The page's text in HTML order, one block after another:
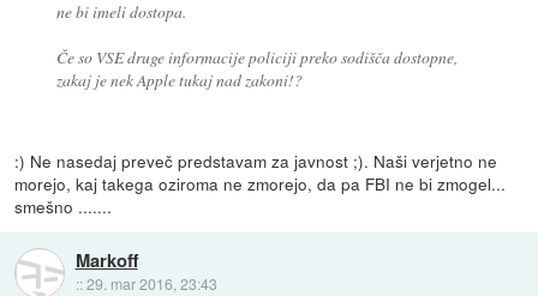
ne bi imeli dostopa.
Če so VSE druge informacije policiji preko sodišča dostopne,
zakaj je nek Apple tukaj nad zakoni!?
:) Ne nasedaj preveč predstavam za javnost ;). Naši verjetno ne
morejo, kaj takega oziroma ne zmorejo, da pa FBI ne bi zmogel...
smešno .......
Markoff
::29. mar 2016, 23:43